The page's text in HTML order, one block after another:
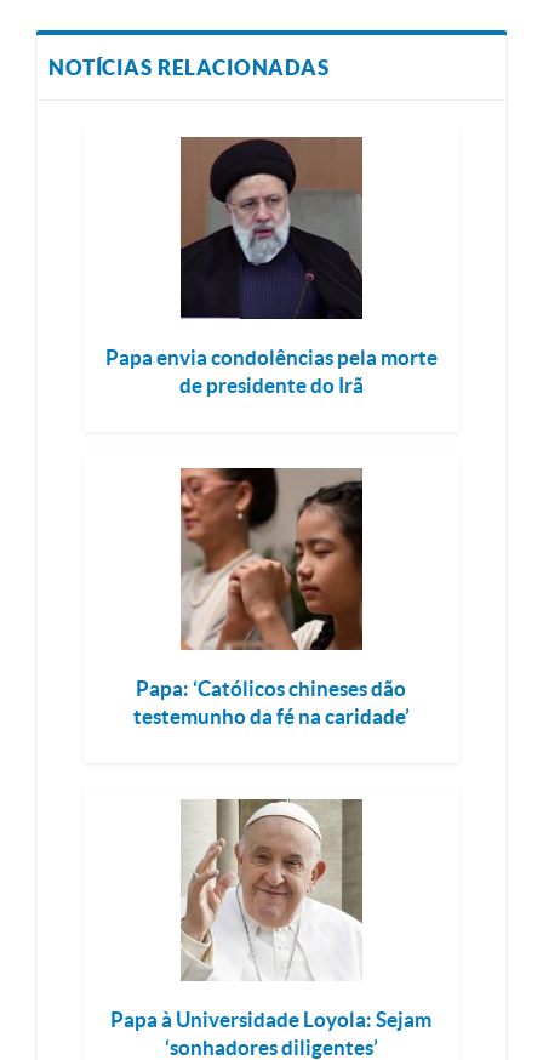
NOTÍCIAS RELACIONADAS
Papa envia condolências pela morte
de presidente do Irã
Papa: ‘Católicos chineses dão
testemunho da fé na caridade’
Papa à Universidade Loyola: Sejam
‘sonhadores diligentes’